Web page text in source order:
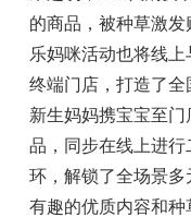
的商品，被种草激
乐妈咪活动也将线
终端门店，打造了
新生妈妈携宝宝至
品，同步在线上进
环，解锁了全场景多
有趣的优质内容和